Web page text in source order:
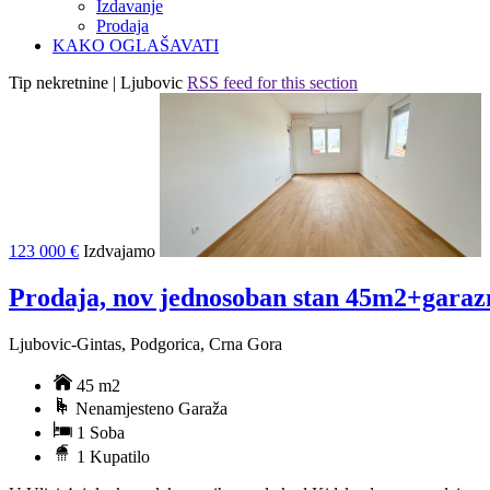
Izdavanje
Prodaja
KAKO OGLAŠAVATI
Tip nekretnine | Ljubovic RSS feed for this section
123 000 € Izdvajamo
Prodaja, nov jednosoban stan
Ljubovic-Gintas, Podgorica, Crna Gora
45 m2
Nenamjesteno Garaža
1 Soba
1 Kupatilo